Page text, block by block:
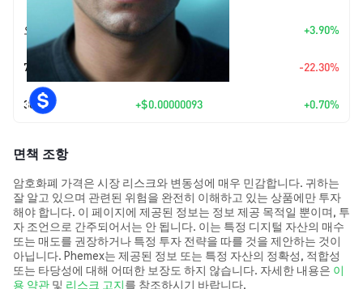
오늘 +$0.000005 +3.90%
7일 $-0.00003823 -22.30%
30일 +$0.00000093 +0.70%
면책 조항
암호화폐 가격은 시장 리스크와 변동성에 매우 민감합니다. 귀하는
잘 알고 있으며 관련된 위험을 완전히 이해하고 있는 상품에만 투자
해야 합니다. 이 페이지에 제공된 정보는 정보 제공 목적일 뿐이며, 투
자 조언으로 간주되어서는 안 됩니다. 이는 특정 디지털 자산의 매수
또는 매도를 권장하거나 특정 투자 전략을 따를 것을 제안하는 것이
아닙니다. Phemex는 제공된 정보 또는 특정 자산의 정확성, 적합성
또는 타당성에 대해 어떠한 보장도 하지 않습니다. 자세한 내용은 이
용 약관 및 리스크 고지를 참조하시기 바랍니다.